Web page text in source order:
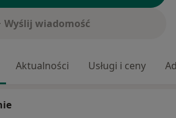
Wyślij wiadomość
Aktualności Usługi i ceny